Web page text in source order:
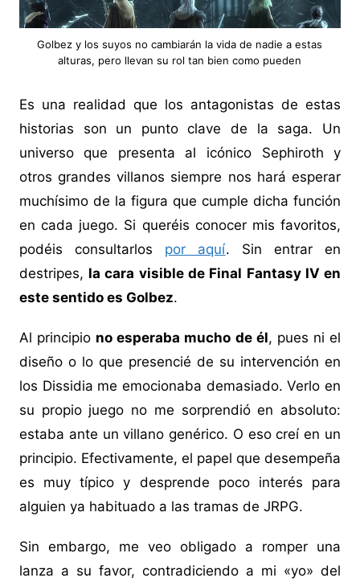
Golbez y los suyos no cambiarán la vida de nadie a estas
alturas, pero llevan su rol tan bien como pueden
Es una realidad que los antagonistas de estas
historias son un punto clave de la saga. Un
universo que presenta al icónico Sephiroth y
otros grandes villanos siempre nos hará esperar
muchísimo de la figura que cumple dicha función
en cada juego. Si queréis conocer mis favoritos,
podéis consultarlos por aquí. Sin entrar en
destripes, la cara visible de Final Fantasy IV en
este sentido es Golbez.
Al principio no esperaba mucho de él, pues ni el
diseño o lo que presencié de su intervención en
los Dissidia me emocionaba demasiado. Verlo en
su propio juego no me sorprendió en absoluto:
estaba ante un villano genérico. O eso creí en un
principio. Efectivamente, el papel que desempeña
es muy típico y desprende poco interés para
alguien ya habituado a las tramas de JRPG.
Sin embargo, me veo obligado a romper una
lanza a su favor, contradiciendo a mi «yo» del